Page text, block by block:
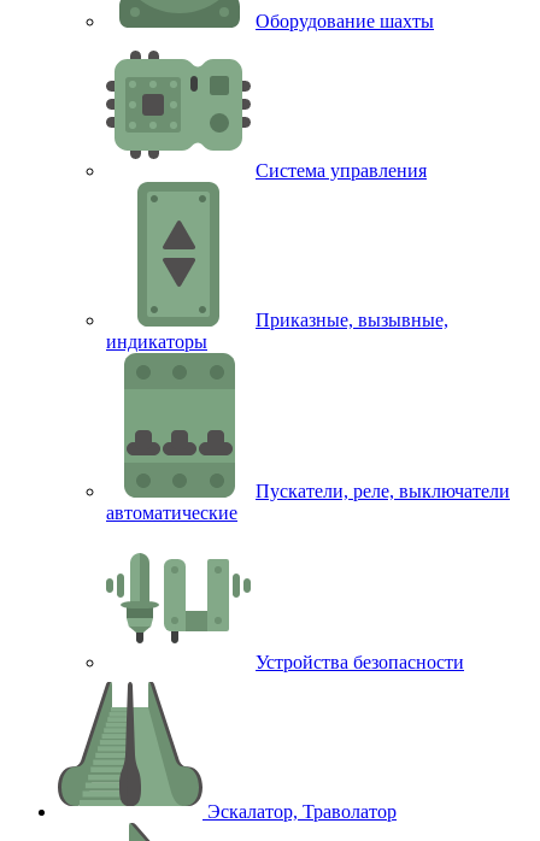
Оборудование шахты
Система управления
Приказные, вызывные,
индикаторы
Пускатели, реле, выключатели
автоматические
Устройства безопасности
Эскалатор, Траволатор